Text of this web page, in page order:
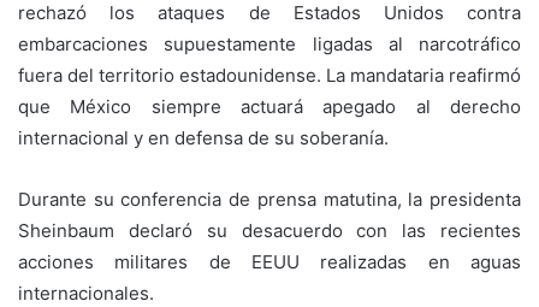
rechazó los ataques de Estados Unidos contra
embarcaciones supuestamente ligadas al narcotráfico
fuera del territorio estadounidense. La mandataria reafirmó
que México siempre actuará apegado al derecho
internacional y en defensa de su soberanía.
Durante su conferencia de prensa matutina, la presidenta
Sheinbaum declaró su desacuerdo con las recientes
acciones militares de EEUU realizadas en aguas
internacionales.